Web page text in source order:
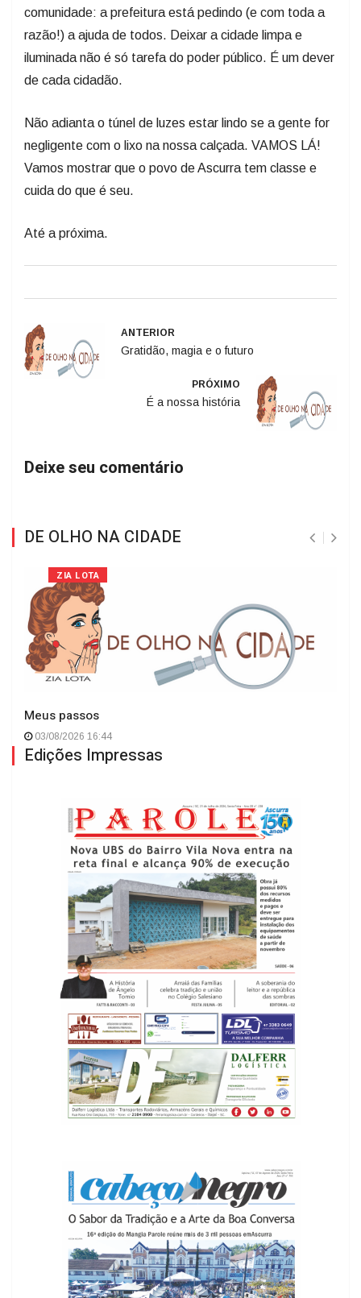
comunidade: a prefeitura está pedindo (e com toda a
razão!) a ajuda de todos. Deixar a cidade limpa e
iluminada não é só tarefa do poder público. É um dever
de cada cidadão.
Não adianta o túnel de luzes estar lindo se a gente for
negligente com o lixo na nossa calçada. VAMOS LÁ!
Vamos mostrar que o povo de Ascurra tem classe e
cuida do que é seu.
Até a próxima.
ANTERIOR
Gratidão, magia e o futuro
PRÓXIMO
É a nossa história
Deixe seu comentário
DE OLHO NA CIDADE
ZIA LOTA
Meus passos
03/08/2026 16:44
Edições Impressas